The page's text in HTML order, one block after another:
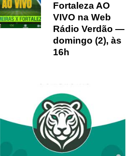
Fortaleza AO
VIVO na Web
Rádio Verdão —
domingo (2), às
16h